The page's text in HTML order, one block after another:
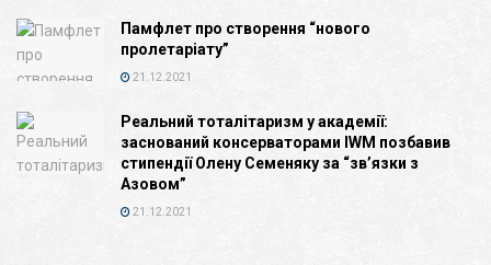
Памфлет про створення “нового
пролетаріату”
21.12.2021
Реальний тоталітаризм у академії:
заснований консерваторами IWM позбавив
стипендії Олену Семеняку за “зв’язки з
Азовом”
21.12.2021